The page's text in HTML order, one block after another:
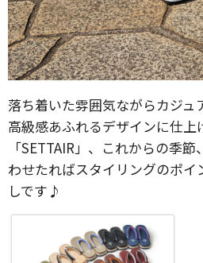
落ち着いた雰囲気ながらカジュ
高級感あふれるデザインに仕上
「SETTAIR」、これからの季
わせたればスタイリングのポ
しです♪